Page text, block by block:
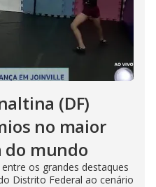
(DF)
no maior
do mundo
os grandes destaques
Distrito Federal ao cenário